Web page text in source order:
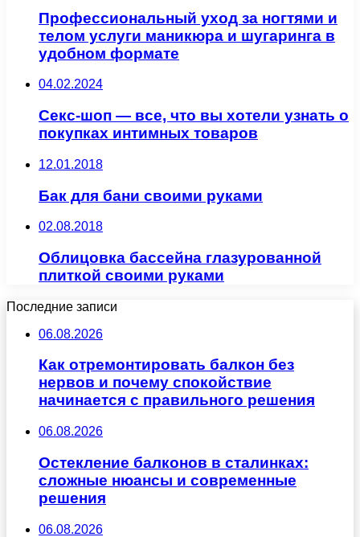
Профессиональный уход за ногтями и
телом услуги маникюра и шугаринга в
удобном формате
04.02.2024
Секс-шоп — все, что вы хотели узнать о
покупках интимных товаров
12.01.2018
Бак для бани своими руками
02.08.2018
Облицовка бассейна глазурованной
плиткой своими руками
Последние записи
06.08.2026
Как отремонтировать балкон без
нервов и почему спокойствие
начинается с правильного решения
06.08.2026
Остекление балконов в сталинках:
сложные нюансы и современные
решения
06.08.2026